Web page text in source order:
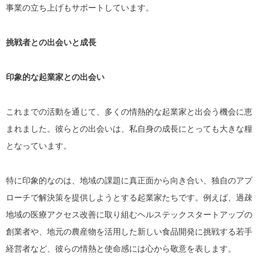
事業の立ち上げもサポートしています。
挑戦者との出会いと成長
印象的な起業家との出会い
これまでの活動を通じて、多くの情熱的な起業家と出会う機会に恵
まれました。彼らとの出会いは、私自身の成長にとっても大きな糧
となっています。
特に印象的なのは、地域の課題に真正面から向き合い、独自のアプ
ローチで解決策を提供しようとする起業家たちです。例えば、過疎
地域の医療アクセス改善に取り組むヘルステックスタートアップの
創業者や、地元の農産物を活用した新しい食品開発に挑戦する若手
経営者など、彼らの情熱と使命感には心から敬意を表します。